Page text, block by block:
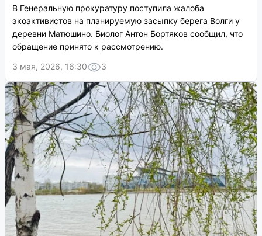
В Генеральную прокуратуру поступила жалоба
экоактивистов на планируемую засыпку берега Волги у
деревни Матюшино. Биолог Антон Бортяков сообщил, что
обращение принято к рассмотрению.
3 мая, 2026, 16:30
3